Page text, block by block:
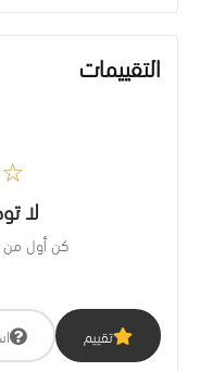
التقييمات
لا
كن أول من
تقييم